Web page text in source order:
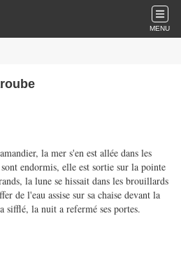
MENU
la mer s'en est allée dans les
endormis, elle est sortie sur la pointe
la lune se hissait dans les brouillards
de l'eau assise sur sa chaise devant la
sifflé, la nuit a refermé ses portes.